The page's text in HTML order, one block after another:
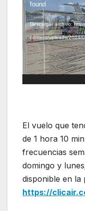
found
Descargar archivo:
content/uploads/2024/
El vuelo que
de 1 hora 10
frecuencias
domingo y
disponible en la
https://